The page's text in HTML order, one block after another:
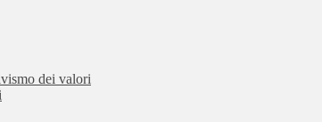
dei valori